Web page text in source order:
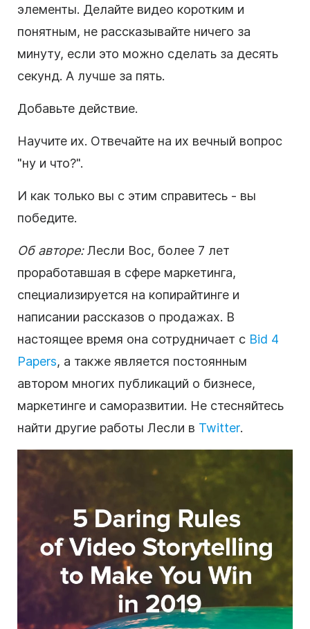
элементы. Делайте видео коротким и
понятным, не рассказывайте ничего за
минуту, если это можно сделать за десять
секунд. А лучше за пять.
Добавьте действие.
Научите их. Отвечайте на их вечный вопрос
"ну и что?".
И как только вы с этим справитесь - вы
победите.
Об авторе:Лесли Вос, более 7 лет
проработавшая в сфере маркетинга,
специализируется на копирайтинге и
написании рассказов о продажах. В
настоящее время она сотрудничает с Bid 4
Papers, а также является постоянным
автором многих публикаций о бизнесе,
маркетинге и саморазвитии. Не стесняйтесь
найти другие работы Лесли в Twitter.